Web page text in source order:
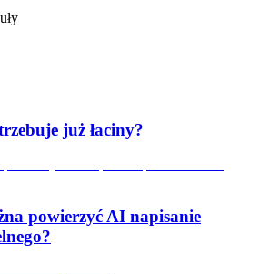
już łaciny?
powierzyć AI napisanie